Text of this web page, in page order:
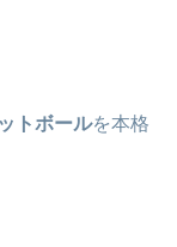
トボールを本格